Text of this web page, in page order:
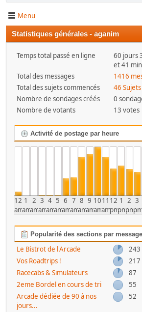
Menu
Statistiques générales - aganim
Temps total passé en ligne
60 jours
et 41
Total des messages
1416
Total des sujets commencés
46 Sujets
Nombre de sondages créés
0
Nombre de votants
13 votes
Activité de postage par heure
12
am
1
am
2
am
3
am
4
am
5
am
6
am
7
am
8
am
9
am
10
am
11
am
12
pm
1
pm
2
pm
3
Popularité des sections par
Le Bistrot de l'Arcade
243
Vos Roadtrips !
217
Racecabs & Simulateurs
87
2eme Bordel en cours de tri
55
Arcade dédiée de 90 à nos
jours...
52